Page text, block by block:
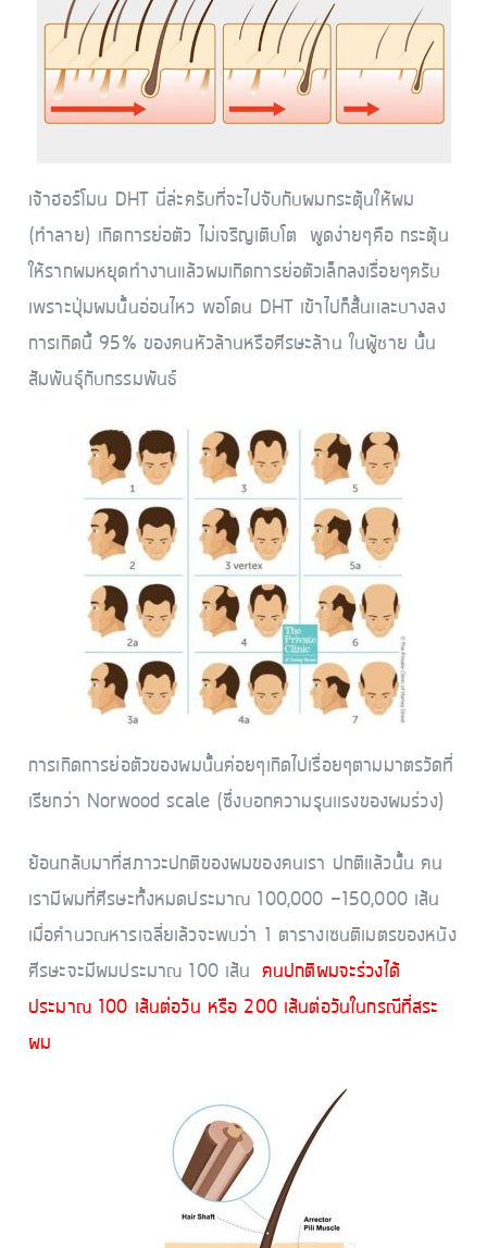
เจ้าฮอร์โมน DHT นี่ล่ะครับที่จะไปจับกับผมกระตุ้นให้ผม
(ทำลาย) เกิดการย่อตัว ไม่เจริญเติบโต พูดง่ายๆคือ กระตุ้น
ให้รากผมหยุดทำงานแล้วผมเกิดการย่อตัวเล็กลงเรื่อยๆครับ
เพราะปุ่มผมนั้นอ่อนไหว พอโดน DHT เข้าไปก็สั้นเเละบางลง
การเกิดนี้ 95% ของคนหัวล้านหรือศีรษะล้าน ในผู้ชาย นั้น
สัมพันธ์ุกับกรรมพันธ์
การเกิดการย่อตัวของผมนั้นค่อยๆเกิดไปเรื่อยๆตามมาตรวัดที่
เรียกว่า Norwood scale (ซึ่งบอกความรุนเเรงของผมร่วง)
ย้อนกลับมาที่สภาวะปกติของผมของคนเรา ปกติแล้วนั้น คน
เรามีผมที่ศีรษะทั้งหมดประมาณ 100,000 -150,000 เส้น
เมื่อคำนวณหารเฉลี่ยเล้วจะพบว่า 1 ตารางเซนติเมตรของหนัง
ศีรษะจะมีผมประมาณ 100 เส้น คนปกติผมจะร่วงได้
ประมาณ 100 เส้นต่อวัน หรือ 200 เส้นต่อวันในกรณีที่สระ
ผม